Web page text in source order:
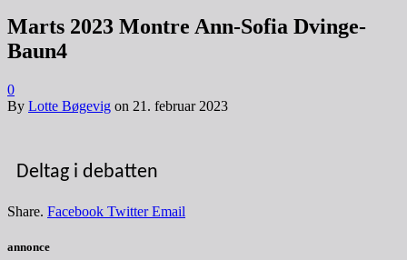
Marts 2023 Montre Ann-Sofia Dvinge-
Baun4
0
By Lotte Bøgevig on 21. februar 2023
Deltag i debatten
Share. Facebook Twitter Email
annonce